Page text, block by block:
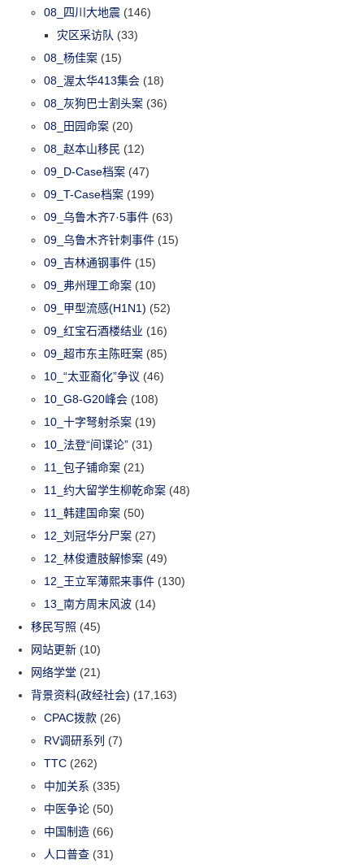
08_四川大地震 (146)
灾区采访队 (33)
08_杨佳案 (15)
08_渥太华413集会 (18)
08_灰狗巴士割头案 (36)
08_田园命案 (20)
08_赵本山移民 (12)
09_D-Case档案 (47)
09_T-Case档案 (199)
09_乌鲁木齐7·5事件 (63)
09_乌鲁木齐针刺事件 (15)
09_吉林通钢事件 (15)
09_弗州理工命案 (10)
09_甲型流感(H1N1) (52)
09_红宝石酒楼结业 (16)
09_超市东主陈旺案 (85)
10_“太亚裔化”争议 (46)
10_G8-G20峰会 (108)
10_十字弩射杀案 (19)
10_法登“间谍论” (31)
11_包子铺命案 (21)
11_约大留学生柳乾命案 (48)
11_韩建国命案 (50)
12_刘冠华分尸案 (27)
12_林俊遭肢解惨案 (49)
12_王立军薄熙来事件 (130)
13_南方周末风波 (14)
移民写照 (45)
网站更新 (10)
网络学堂 (21)
背景资料(政经社会) (17,163)
CPAC拨款 (26)
RV调研系列 (7)
TTC (262)
中加关系 (335)
中医争论 (50)
中国制造 (66)
人口普查 (31)